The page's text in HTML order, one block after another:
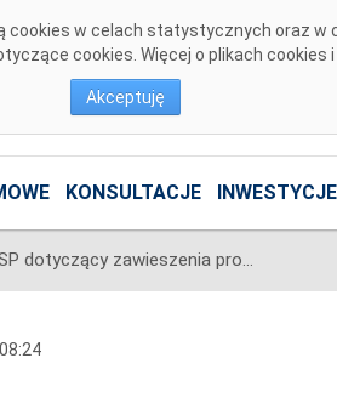
w celach statystycznych oraz
cookies. Więcej o plikach cookies
Akceptuję
KONSULTACJE INWESTYCJE
Komunikat OSP dotyczący zawieszenia procesu Jednolitego łączenia Rynków Dnia Bieżącego w dniu 24.06.2025.